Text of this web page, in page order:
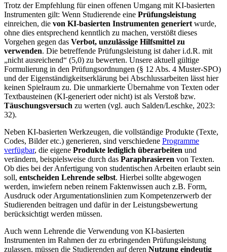
Trotz der Empfehlung für einen offenen Umgang mit KI-basierten
Instrumenten gilt: Wenn Studierende eine Prüfungsleistung
einreichen, die von KI-basierten Instrumenten generiert wurde,
ohne dies entsprechend kenntlich zu machen, verstößt dieses
Vorgehen gegen das Verbot, unzulässige Hilfsmittel zu
verwenden. Die betreffende Prüfungsleistung ist daher i.d.R. mit
„nicht ausreichend“ (5,0) zu bewerten. Unsere aktuell gültige
Formulierung in den Prüfungsordnungen (§ 12 Abs. 4 Muster-SPO)
und der Eigenständigkeitserklärung bei Abschlussarbeiten lässt hier
keinen Spielraum zu. Die unmarkierte Übernahme von Texten oder
Textbausteinen (KI-generiert oder nicht) ist als Verstoß bzw.
Täuschungsversuch zu werten (vgl. auch Salden/Leschke, 2023:
32).
Neben KI-basierten Werkzeugen, die vollständige Produkte (Texte,
Codes, Bilder etc.) generieren, sind verschiedene Programme
verfügbar, die eigene Produkte lediglich überarbeiten und
verändern, beispielsweise durch das Paraphrasieren von Texten.
Ob dies bei der Anfertigung von studentischen Arbeiten erlaubt sein
soll, entscheiden Lehrende selbst. Hierbei sollte abgewogen
werden, inwiefern neben reinem Faktenwissen auch z.B. Form,
Ausdruck oder Argumentationslinien zum Kompetenzerwerb der
Studierenden beitragen und dafür in der Leistungsbewertung
berücksichtigt werden müssen.
Auch wenn Lehrende die Verwendung von KI-basierten
Instrumenten im Rahmen der zu erbringenden Prüfungsleistung
zulassen, müssen die Studierenden auf deren Nutzung eindeutig